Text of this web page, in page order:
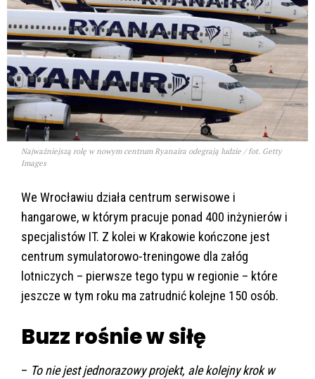
Najważniejszą rolę w nowym centrum Ryanaira odegrają ludzie / fot. Getty
Images
We Wrocławiu działa centrum serwisowe i
hangarowe, w którym pracuje ponad 400 inżynierów i
specjalistów IT. Z kolei w Krakowie kończone jest
centrum symulatorowo-treningowe dla załóg
lotniczych – pierwsze tego typu w regionie – które
jeszcze w tym roku ma zatrudnić kolejne 150 osób.
Buzz rośnie w siłę
– To nie jest jednorazowy projekt, ale kolejny krok w